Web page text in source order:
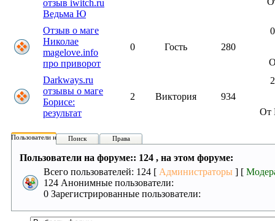
отзыв iwitch.ru
Ведьма Ю
Отзыв о маге
Николае
magelove.info
про приворот
0 Гость 280
Darkways.ru
отзывы о маге
Борисе:
результат
2 Виктория 934
От
Пользователи на форуме:
Поиск Права
Пользователи на форуме:: 124 , на этом форуме:
Всего пользователей: 124 [ Администраторы ] [
124 Анонимные пользователи:
0 Зарегистрированные пользователи: